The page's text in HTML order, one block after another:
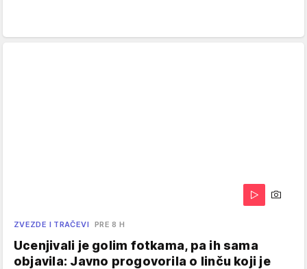
ZVEZDE I TRAČEVI PRE 8 H
Ucenjivali je golim fotkama, pa ih sama
objavila: Javno progovorila o linču koji je